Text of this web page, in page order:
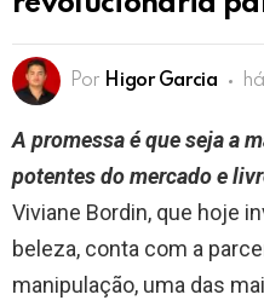
Por Higor Garcia
A promessa é que seja a
potentes do mercado e
Viviane Bordin, que hoje
beleza, conta com a
manipulação, uma das